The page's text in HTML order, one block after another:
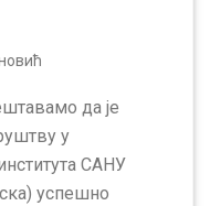
да је
у
САНУ
успешно